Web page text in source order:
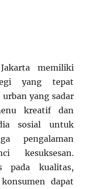
memiliki
yang tepat
yang sadar
kreatif dan
sosial untuk
pengalaman
kesuksesan.
pada kualitas,
dapat